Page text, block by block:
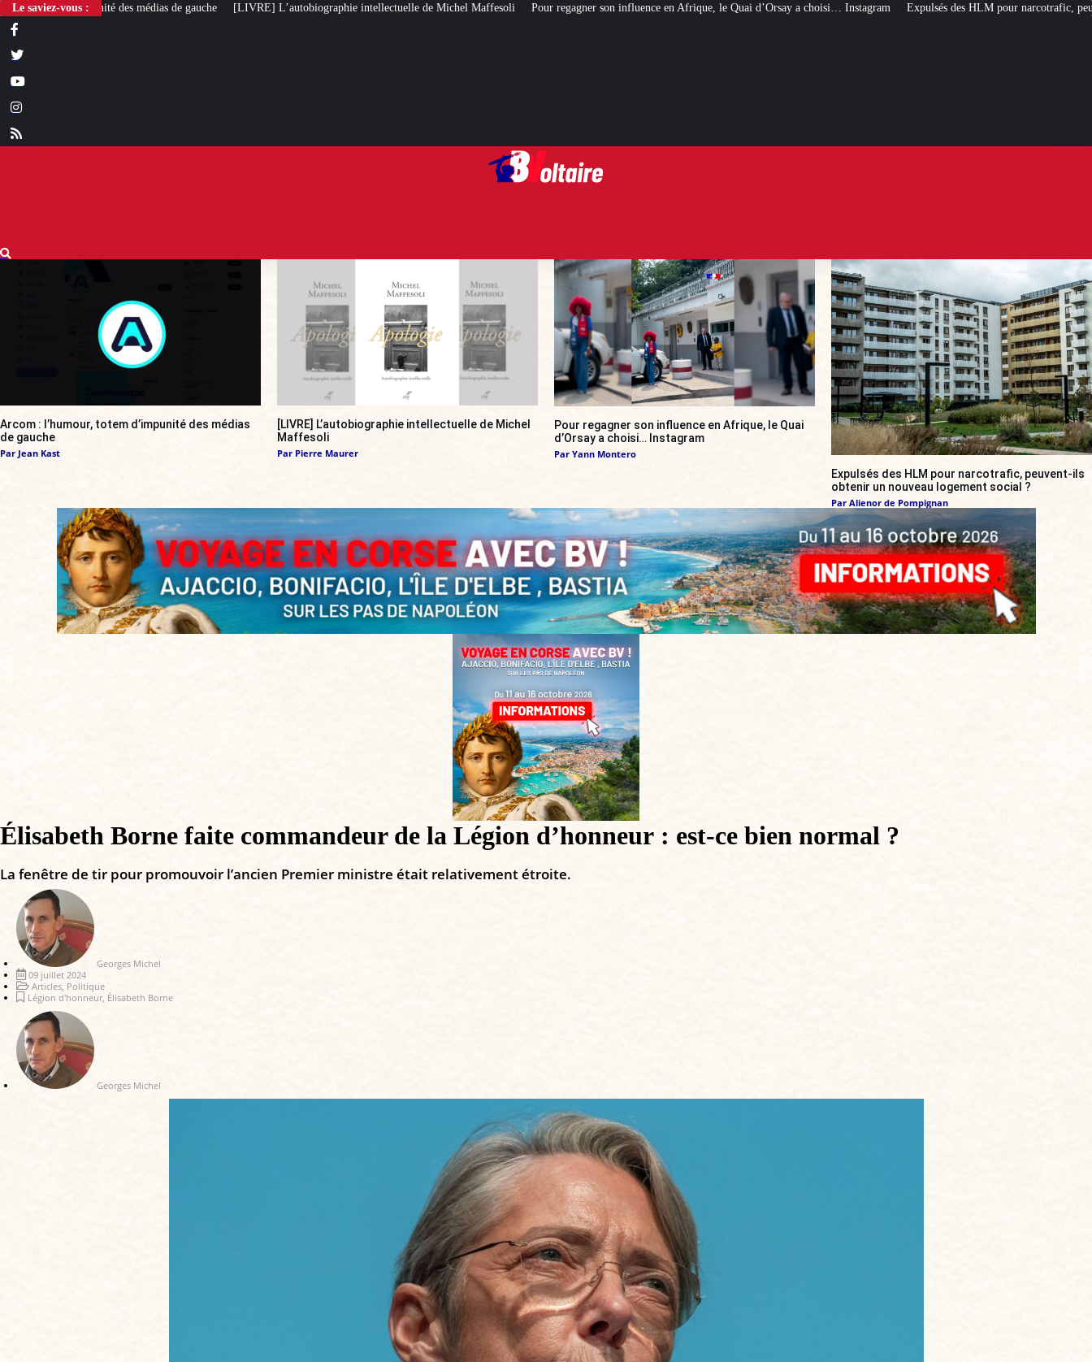
Le saviez-vous : [LIVRE] L’autobiographie intellectuelle de Michel Maffesoli Pour regagner son influence en Afrique, le Quai d’Orsay a choisi… Instagram Expulsés des HLM pour narcotrafic, peuvent-ils obtenir un nouveau
Arcom : l’humour, totem d’impunité des médias
de gauche
Par Jean Kast
[LIVRE] L’autobiographie intellectuelle de Michel
Maffesoli
Par Pierre Maurer
Pour regagner son influence en Afrique, le Quai
d’Orsay a choisi… Instagram
Par Yann Montero
Expulsés des HLM pour narcotrafic, peuvent-ils
obtenir un nouveau logement social ?
Par Alienor de Pompignan
Élisabeth Borne faite commandeur de la Légion d’honneur : est-ce bien normal ?
La fenêtre de tir pour promouvoir l’ancien Premier ministre était relativement étroite.
Georges Michel
09 juillet 2024
Articles Politique
Légion d'honneur Élisabeth Borne
Georges Michel